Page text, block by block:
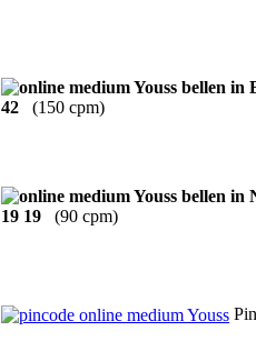
42
(150 cpm)
19 19
(90 cpm)